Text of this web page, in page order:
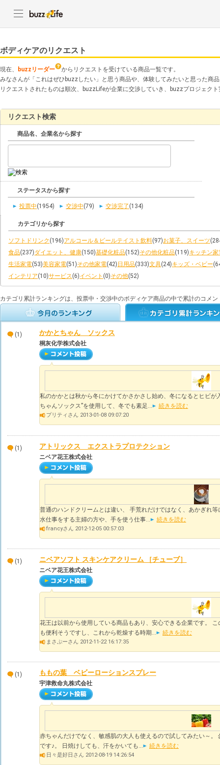
ボディケアのリクエスト
現在、 buzzリーダー
からリクエストを受けている商品一覧です。
みなさんが「これはぜひbuzzしたい」と思う商品や、体験してみたいと思った商
リクエストされたものは順次、buzzLifeが企業に交渉していき、buzzプロジェク
リクエスト検索
商品名、企業名から探す
ステータスから探す
投票中(1954) 交渉中(79) 交渉完了 (134)
カテゴリから探す
ソフトドリンク (196)アルコール＆ビールテイスト飲料(97)お菓子、スイーツ
食品(237)ダイエット、健康(150)基礎化粧品(152)その他化粧品(119)キッチン家
生活家電(53)美容家電(51)その他家電(42) 日用品(333)文具(24)キッズ・ベビー
インテリア(10)サービス(6)イベント (0)その他(52)
カテゴリ累計ランキングは、投票中・交渉中のボディケア商品の中で累計のコメ
(1) かかとちゃん ソックス
桐灰化学株式会社
私のかかとは秋から冬にかけてかさかさし始め、冬になるとヒビが
ちゃんソックス”を使用して、冬でも素足...
続きを読む
プリティさん 2013-01-08 09:07:20
(1) アトリックス エクストラプロテクション
ニベア花王株式会社
普通のハンドクリームとは違い、 手荒れだけではなく、あかぎれ
水仕事をする主婦の方や、手を使う仕事...
続きを読む
francyさん 2012-12-05 00:57:03
(1) ニベアソフト スキンケアクリーム ［チューブ］
ニベア花王株式会社
花王は以前から使用している商品もあり、安心できる企業です。
も便利そうですし、これから乾燥する時期...
続きを読む
まさぷーさん 2012-11-22 16:17:35
(1) ももの葉 ベビーローションスプレー
宇津救命丸株式会社
赤ちゃんだけでなく、敏感肌の大人も使えるので試してみたい～
です♪。 日焼けしても、汗をかいても...
続きを読む
日々是好日さん 2012-08-19 14:26:54